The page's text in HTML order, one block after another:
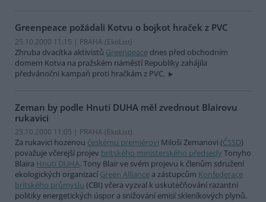
Greenpeace požádali Kotvu o bojkot hraček z PVC
25.10.2000 11:15 | PRAHA (EkoList)
Zhruba dvacítka aktivistů Greenpeace dnes před obchodním
domem Kotva na pražském náměstí Republiky zahájila
předvánoční kampaň proti hračkám z PVC.
Zeman by podle Hnutí DUHA měl zvednout Blairovu
rukavici
25.10.2000 11:05 | PRAHA (EkoList)
Za rukavici hozenou českému premiérovi Miloši Zemanovi (ČSSD)
považuje včerejší projev britského ministerského předsedy Tonyho
Blaira Hnutí DUHA. Tony Blair ve svém projevu k členům sdružení
ekologických organizací Green Alliance a zástupcům Konfederace
britského průmyslu (CBI) včera vyzval k uskutečňování razantní
politiky energetických úspor a snižování emisí skleníkových plynů.